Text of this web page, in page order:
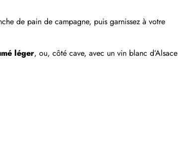
de pain de campagne, puis garnissez à votre
léger, ou, côté cave, avec un vin blanc d’Alsace